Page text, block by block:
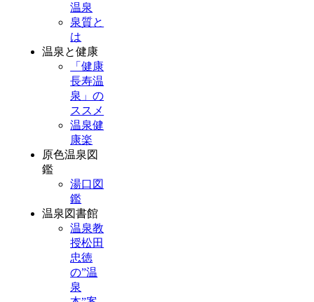
温泉
泉質と
は
温泉と健康
「健康
長寿温
泉」の
ススメ
温泉健
康楽
原色温泉図
鑑
湯口図
鑑
温泉図書館
温泉教
授松田
忠徳
の”温
泉